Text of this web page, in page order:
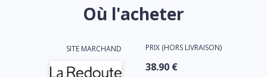
Où l'acheter
SITE MARCHAND PRIX (HORS LIVRAISON)
38.90 €